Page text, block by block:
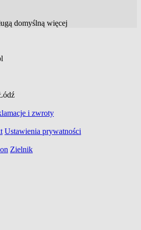
domyślną więcej
i zwroty
Ustawienia prywatności
Zielnik